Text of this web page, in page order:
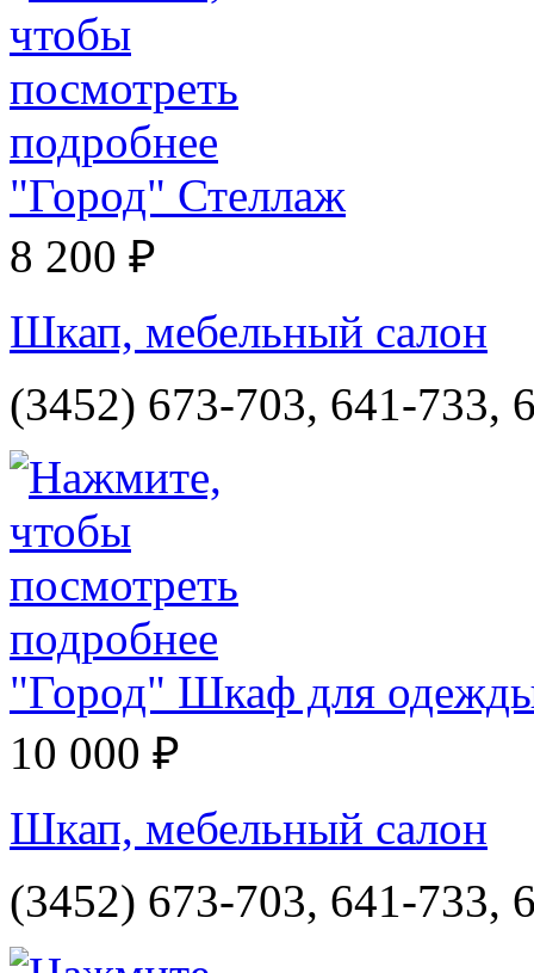
"Город" Стеллаж
8 200 ₽
Шкап, мебельный салон
(3452) 673-703, 641-733,
"Город" Шкаф для
10 000 ₽
Шкап, мебельный салон
(3452) 673-703, 641-733,